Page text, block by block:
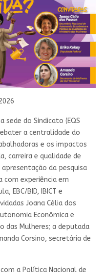
sede do Sindicato (EQS
a centralidade do
e os impactos
carreira e qualidade de
da pesquisa
com experiência em
EBC/BID, IBICT e
Joana Célia dos
Econômica e
das Mulheres; a deputada
Corsino, secretária de
a Política Nacional de